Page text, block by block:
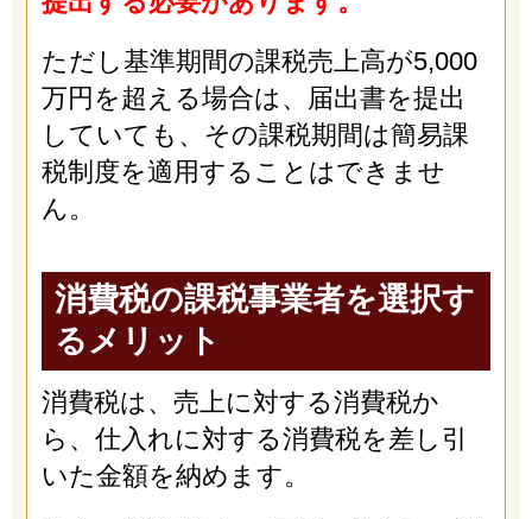
ただし基準期間の課税売上高が5,000
万円を超える場合は、届出書を提出
していても、その課税期間は簡易課
税制度を適用することはできませ
ん。
消費税の課税事業者を選択す
るメリット
消費税は、売上に対する消費税か
ら、仕入れに対する消費税を差し引
いた金額を納めます。